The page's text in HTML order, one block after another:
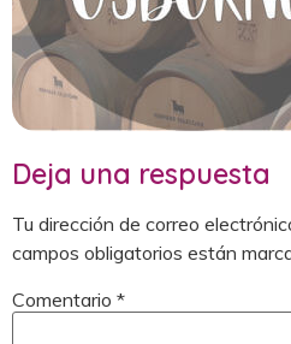
Deja una respuesta
Tu dirección de correo
campos obligatorios están
Comentario *